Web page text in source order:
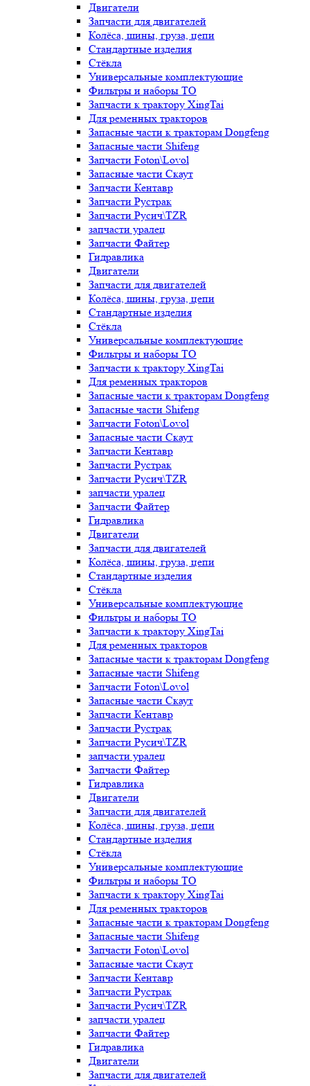
Двигатели
Запчасти для двигателей
Колёса, шины, груза, цепи
Стандартные изделия
Стёкла
Универсальные комплектующие
Фильтры и наборы ТО
Запчасти к трактору XingTai
Для ременных тракторов
Запасные части к тракторам Dongfeng
Запасные части Shifeng
Запчасти Foton\Lovol
Запасные части Скаут
Запчасти Кентавр
Запчасти Рустрак
Запчасти Русич\TZR
запчасти уралец
Запчасти Файтер
Гидравлика
Двигатели
Запчасти для двигателей
Колёса, шины, груза, цепи
Стандартные изделия
Стёкла
Универсальные комплектующие
Фильтры и наборы ТО
Запчасти к трактору XingTai
Для ременных тракторов
Запасные части к тракторам Dongfeng
Запасные части Shifeng
Запчасти Foton\Lovol
Запасные части Скаут
Запчасти Кентавр
Запчасти Рустрак
Запчасти Русич\TZR
запчасти уралец
Запчасти Файтер
Гидравлика
Двигатели
Запчасти для двигателей
Колёса, шины, груза, цепи
Стандартные изделия
Стёкла
Универсальные комплектующие
Фильтры и наборы ТО
Запчасти к трактору XingTai
Для ременных тракторов
Запасные части к тракторам Dongfeng
Запасные части Shifeng
Запчасти Foton\Lovol
Запасные части Скаут
Запчасти Кентавр
Запчасти Рустрак
Запчасти Русич\TZR
запчасти уралец
Запчасти Файтер
Гидравлика
Двигатели
Запчасти для двигателей
Колёса, шины, груза, цепи
Стандартные изделия
Стёкла
Универсальные комплектующие
Фильтры и наборы ТО
Запчасти к трактору XingTai
Для ременных тракторов
Запасные части к тракторам Dongfeng
Запасные части Shifeng
Запчасти Foton\Lovol
Запасные части Скаут
Запчасти Кентавр
Запчасти Рустрак
Запчасти Русич\TZR
запчасти уралец
Запчасти Файтер
Гидравлика
Двигатели
Запчасти для двигателей